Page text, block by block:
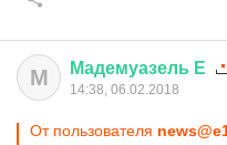
М Мадемуазель Е
14:38, 06.02.2018
От пользователя